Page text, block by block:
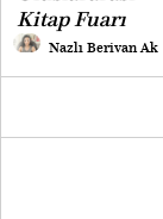
Kitap Fuarı
Nazlı Berivan Ak